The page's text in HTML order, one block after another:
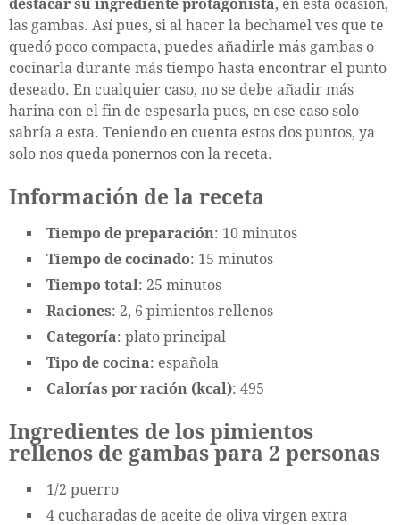
destacar su ingrediente protagonista, en esta ocasión,
las gambas. Así pues, si al hacer la bechamel ves que te
quedó poco compacta, puedes añadirle más gambas o
cocinarla durante más tiempo hasta encontrar el punto
deseado. En cualquier caso, no se debe añadir más
harina con el fin de espesarla pues, en ese caso solo
sabría a esta. Teniendo en cuenta estos dos puntos, ya
solo nos queda ponernos con la receta.
Información de la receta
Tiempo de preparación: 10 minutos
Tiempo de cocinado: 15 minutos
Tiempo total : 25 minutos
Raciones: 2, 6 pimientos rellenos
Categoría: plato principal
Tipo de cocina: española
Calorías por ración (kcal): 495
Ingredientes de los pimientos
rellenos de gambas para 2 personas
1/2 puerro
4 cucharadas de aceite de oliva virgen extra